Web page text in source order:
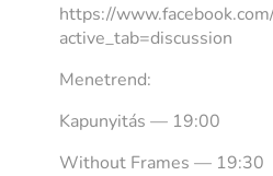
https://
active_tab=discussion
Menetrend:
Kapunyitás — 19:00
Without Frames — 19:30